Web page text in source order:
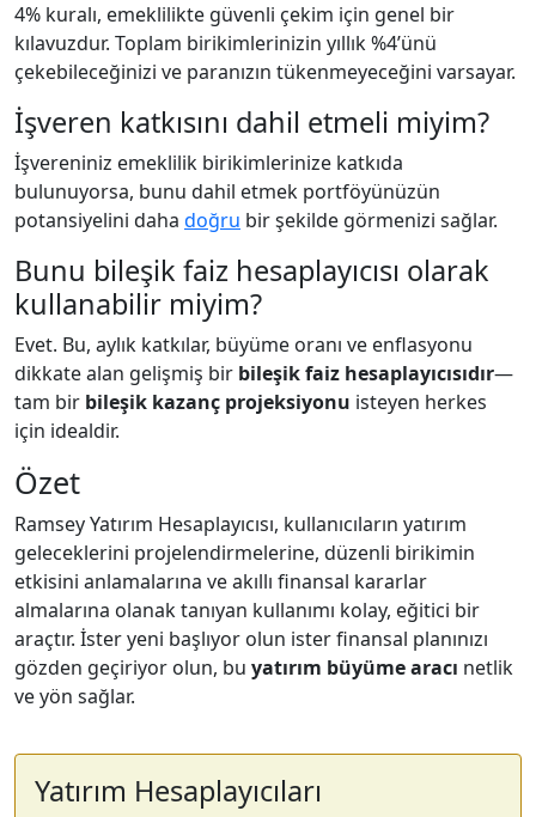
4% kuralı, emeklilikte güvenli çekim için genel bir
kılavuzdur. Toplam birikimlerinizin yıllık %4’ünü
çekebileceğinizi ve paranızın tükenmeyeceğini varsayar.
İşveren katkısını dahil etmeli miyim?
İşvereniniz emeklilik birikimlerinize katkıda
bulunuyorsa, bunu dahil etmek portföyünüzün
potansiyelini daha doğru bir şekilde görmenizi sağlar.
Bunu bileşik faiz hesaplayıcısı olarak
kullanabilir miyim?
Evet. Bu, aylık katkılar, büyüme oranı ve enflasyonu
dikkate alan gelişmiş bir bileşik faiz hesaplayıcısıdır—
tam bir bileşik kazanç projeksiyonu isteyen herkes
için idealdir.
Özet
Ramsey Yatırım Hesaplayıcısı, kullanıcıların yatırım
geleceklerini projelendirmelerine, düzenli birikimin
etkisini anlamalarına ve akıllı finansal kararlar
almalarına olanak tanıyan kullanımı kolay, eğitici bir
araçtır. İster yeni başlıyor olun ister finansal planınızı
gözden geçiriyor olun, bu yatırım büyüme aracı netlik
ve yön sağlar.
Yatırım Hesaplayıcıları